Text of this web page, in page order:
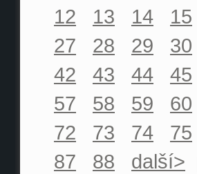
12
13 14 15
27
28 29 30
42
43 44 45
57
58 59 60
72
73 74 75
87
88 další>